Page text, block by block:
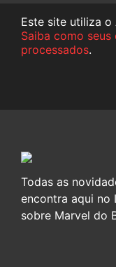
Este site utiliza o
Saiba como
processados.
Todas as
encontra aqui no
sobre Marvel do